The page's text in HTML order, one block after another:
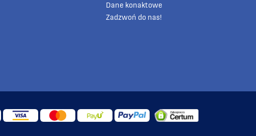
Dane konaktowe
Zadzwoń do nas!